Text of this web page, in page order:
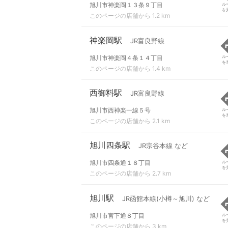
旭川市神楽岡１３条９丁目
このページの店舗から 1.2 km
ル
を
神楽岡駅 JR富良野線
旭川市神楽岡４条１４丁目
このページの店舗から 1.4 km
ル
を
西御料駅 JR富良野線
旭川市西神楽一線５号
このページの店舗から 2.1 km
ル
を
旭川四条駅 JR宗谷本線 など
旭川市四条通１８丁目
このページの店舗から 2.7 km
ル
を
旭川駅 JR函館本線(小樽～旭川) など
旭川市宮下通８丁目
このページの店舗から 3 km
ル
を